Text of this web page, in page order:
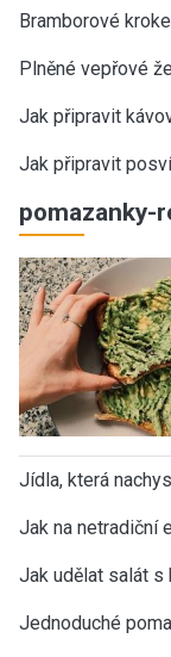
Bramborové
Plněné vepřové
Jak připravit
Jak připravit
pomazanky-
Jídla, která
Jak na netradiční
Jak udělat salát s
Jednoduché